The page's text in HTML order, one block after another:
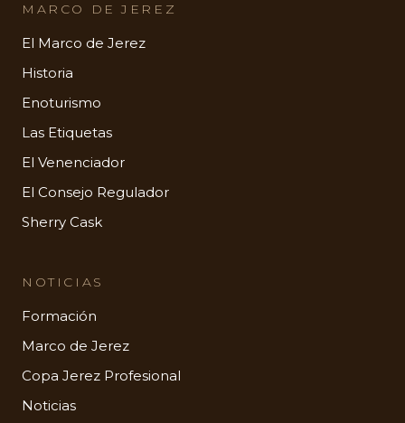
MARCO DE JEREZ
El Marco de Jerez
Historia
Enoturismo
Las Etiquetas
El Venenciador
El Consejo Regulador
Sherry Cask
NOTICIAS
Formación
Marco de Jerez
Copa Jerez Profesional
Noticias